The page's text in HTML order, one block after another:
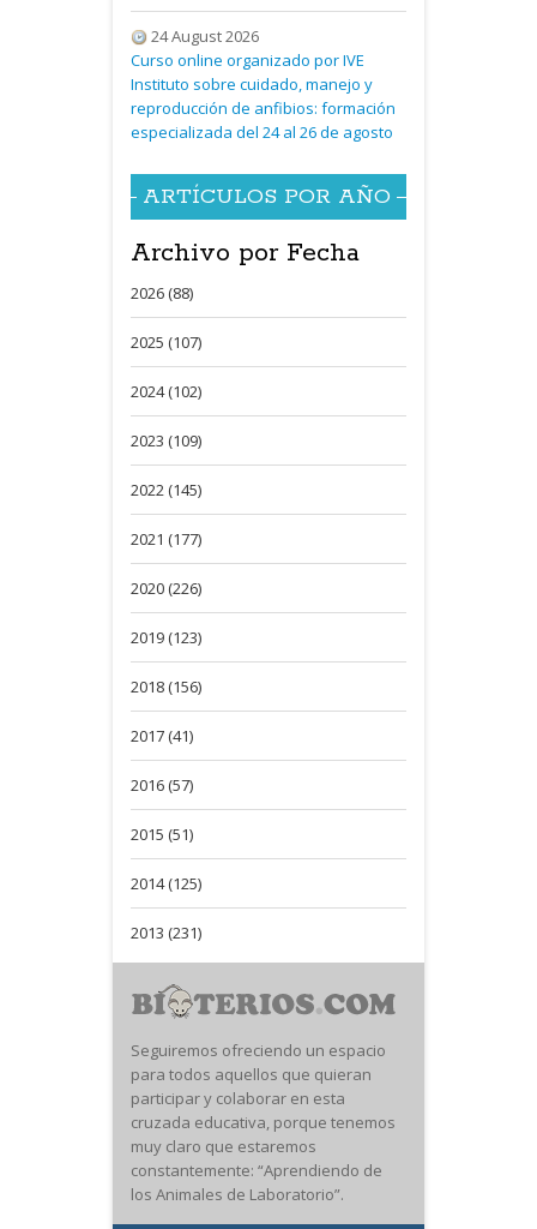
24 August 2026
Curso online organizado por IVE
Instituto sobre cuidado, manejo y
reproducción de anfibios: formación
especializada del 24 al 26 de agosto
ARTÍCULOS POR AÑO
Archivo por Fecha
2026 (88)
2025 (107)
2024 (102)
2023 (109)
2022 (145)
2021 (177)
2020 (226)
2019 (123)
2018 (156)
2017 (41)
2016 (57)
2015 (51)
2014 (125)
2013 (231)
Seguiremos ofreciendo un espacio
para todos aquellos que quieran
participar y colaborar en esta
cruzada educativa, porque tenemos
muy claro que estaremos
constantemente: “Aprendiendo de
los Animales de Laboratorio”.